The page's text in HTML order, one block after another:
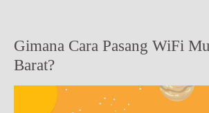
Gimana Cara Pasang WiFi
Barat?